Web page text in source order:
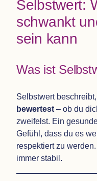
Selbst­wert:
schwankt
sein kann
Was ist
Selbst­wert beschreibt,
bewer­test – ob du
zwei­felst. Ein
Gefühl, dass du es
respek­tiert zu
immer stabil.